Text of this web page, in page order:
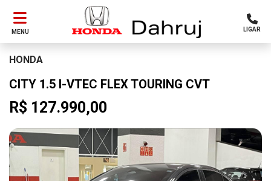
MENU LIGAR
HONDA
CITY 1.5 I-VTEC FLEX TOURING CVT
R$ 127.990,00